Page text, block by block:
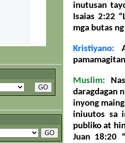
inutusan
Isaias 2:22
mga butas
Kristiyano:
Muslim:
daragdagan
inyong
iniuutos sa
publiko at
Juan 18:20